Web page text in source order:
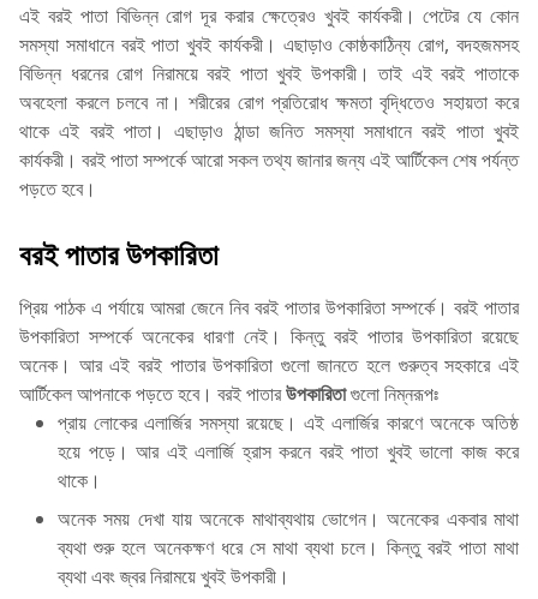
এই বরই পাতা বিভিন্ন রোগ দূর করার ক্ষেত্রেও খুবই কার্যকরী। পেটের যে কোন
সমস্যা সমাধানে বরই পাতা খুবই কার্যকরী। এছাড়াও কোষ্ঠকাঠিন্য রোগ, বদহজমসহ
বিভিন্ন ধরনের রোগ নিরাময়ে বরই পাতা খুবই উপকারী। তাই এই বরই পাতাকে
অবহেলা করলে চলবে না। শরীরের রোগ প্রতিরোধ ক্ষমতা বৃদ্ধিতেও সহায়তা করে
থাকে এই বরই পাতা। এছাড়াও ঠান্ডা জনিত সমস্যা সমাধানে বরই পাতা খুবই
কার্যকরী। বরই পাতা সম্পর্কে আরো সকল তথ্য জানার জন্য এই আর্টিকেল শেষ পর্যন্ত
পড়তে হবে।
বরই পাতার উপকারিতা
প্রিয় পাঠক এ পর্যায়ে আমরা জেনে নিব বরই পাতার উপকারিতা সম্পর্কে। বরই পাতার
উপকারিতা সম্পর্কে অনেকের ধারণা নেই। কিন্তু বরই পাতার উপকারিতা রয়েছে
অনেক। আর এই বরই পাতার উপকারিতা গুলো জানতে হলে গুরুত্ব সহকারে এই
আর্টিকেল আপনাকে পড়তে হবে। বরই পাতারউপকারিতাগুলো নিম্নরূপঃ
প্রায় লোকের এলার্জির সমস্যা রয়েছে। এই এলার্জির কারণে অনেকে অতিষ্ঠ
হয়ে পড়ে। আর এই এলার্জি হ্রাস করনে বরই পাতা খুবই ভালো কাজ করে
থাকে।
অনেক সময় দেখা যায় অনেকে মাথাব্যথায় ভোগেন। অনেকের একবার মাথা
ব্যথা শুরু হলে অনেকক্ষণ ধরে সে মাথা ব্যথা চলে। কিন্তু বরই পাতা মাথা
ব্যথা এবং জ্বর নিরাময়ে খুবই উপকারী।